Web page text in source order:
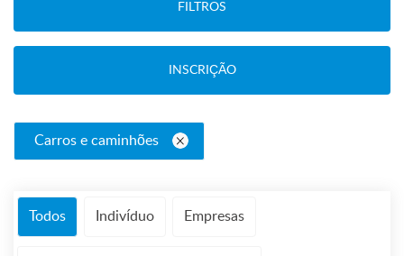
FILTROS
INSCRIÇÃO
Carros e caminhões
Todos Indivíduo Empresas